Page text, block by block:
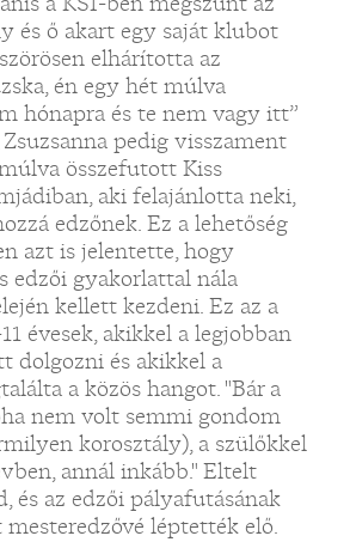
és ő akart egy saját klubot
elhárította az
én egy hét múlva
hónapra és te nem vagy itt”
pedig visszament
összefutott Kiss
aki felajánlotta neki,
edzőnek. Ez a lehetőség
azt is jelentette, hogy
edzői gyakorlattal nála
kellett kezdeni. Ez az a
évesek, akikkel a legjobban
dolgozni és akikkel a
a közös hangot. "Bár a
nem volt semmi gondom
korosztály), a szülőkkel
annál inkább." Eltelt
és az edzői pályafutásának
mesteredzővé léptették elő.